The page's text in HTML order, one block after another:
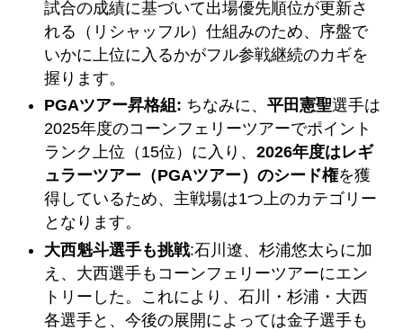
試合の成績に基づいて出場優先順位が更新さ
れる（リシャッフル）仕組みのため、序盤で
いかに上位に入るかがフル参戦継続のカギを
握ります。
PGAツアー昇格組: ちなみに、平田憲聖選手は
2025年度のコーンフェリーツアーでポイント
ランク上位（15位）に入り、2026年度はレギ
ュラーツアー（PGAツアー）のシード権を獲
得しているため、主戦場は1つ上のカテゴリー
となります。
大西魁斗選手も挑戦:石川遼、杉浦悠太らに加
え、大西選手もコーンフェリーツアーにエン
トリーした。これにより、石川・杉浦・大西
各選手と、今後の展開によっては金子選手も